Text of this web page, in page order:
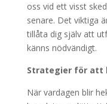
oss vid ett visst
senare. Det viktiga
tillåta dig själv att
känns nödvändigt.
Strategier för att
När vardagen blir